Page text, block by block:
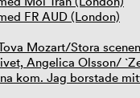
FR AUD (London)
Mozart/Stora
Angelica Olsson/
kom. Jag borstade